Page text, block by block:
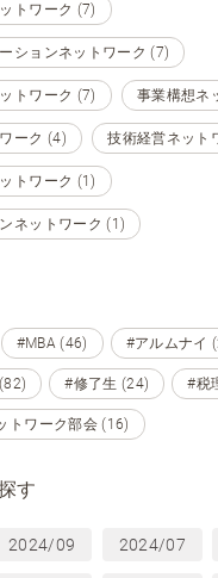
トワーク (7)
ションネットワーク (7)
トワーク (7) 事業構想ネ
ーク (4) 技術経営ネット
トワーク (1)
ネットワーク (1)
#MBA (46) #アルムナイ
#修了生 (24) #税
トワーク部会 (16)
す
2024/09 2024/07